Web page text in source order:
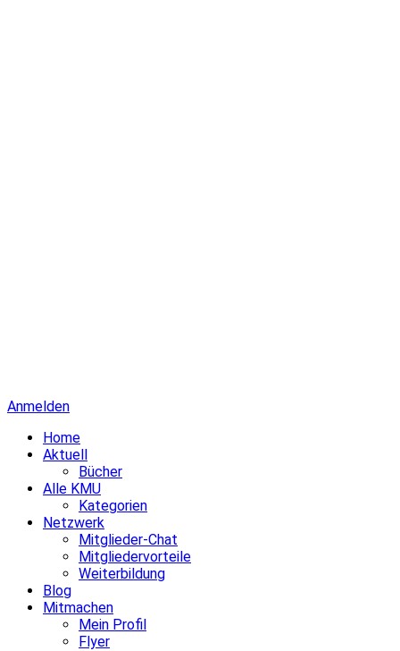
Anmelden
Home
Aktuell
Bücher
Alle KMU
Kategorien
Netzwerk
Mitglieder-Chat
Mitgliedervorteile
Weiterbildung
Blog
Mitmachen
Mein Profil
Flyer